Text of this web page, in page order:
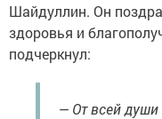
Шайдуллин. Он
здоровья и
подчеркнул:
— От всей